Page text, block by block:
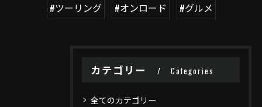
#ツーリング #オンロード #グルメ
カテゴリー Categories
全てのカテゴリー